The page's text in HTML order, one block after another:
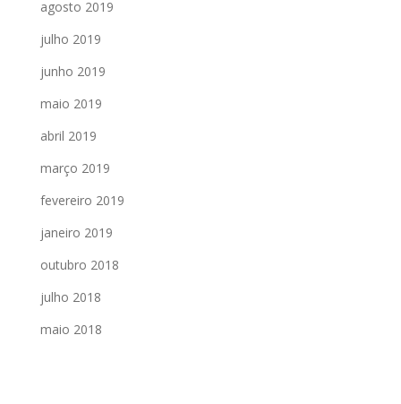
agosto 2019
julho 2019
junho 2019
maio 2019
abril 2019
março 2019
fevereiro 2019
janeiro 2019
outubro 2018
julho 2018
maio 2018